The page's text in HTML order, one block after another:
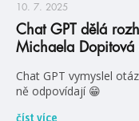
10. 7. 2025
Chat GPT dělá
Michaela Dopitová
Chat GPT vymyslel
ně odpovídají 😁
číst více